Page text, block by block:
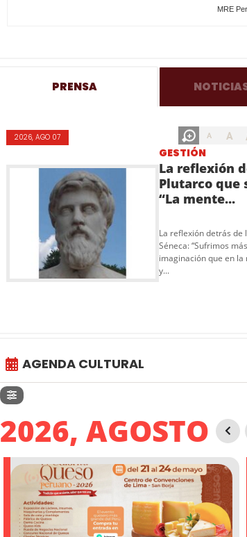
MRE
PRENSA
A A
2026, AGO 07
GESTIÓN
La reflexión
Plutarco que
“La mente...
La reflexión detrás de
Séneca: “Sufrimos
imaginación que en la
y...
AGENDA CULTURAL
2026, AGOSTO